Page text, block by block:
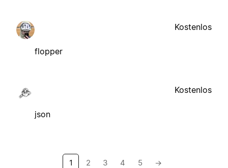
flopper
Kostenlos
json
Kostenlos
1 2 3 4 5 →